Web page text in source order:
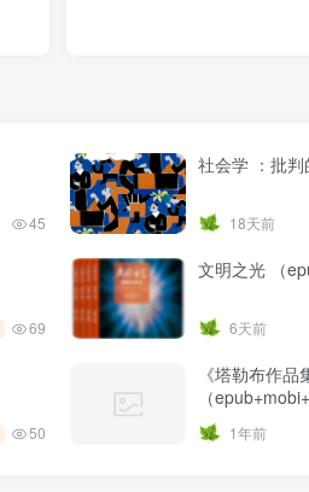
45
社会学 ：批判
18天前
69
文明之光 （
6天前
50
《塔勒布作
（
1年前